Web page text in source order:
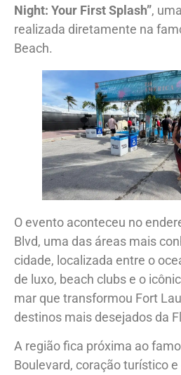
Night: Your First Splash”,
realizada diretamente na
Beach.
O evento aconteceu no
Blvd, uma das áreas mais
cidade, localizada entre o
de luxo, beach clubs e o
mar que transformou Fort
destinos mais desejados da
A região fica próxima ao
Boulevard, coração turístico